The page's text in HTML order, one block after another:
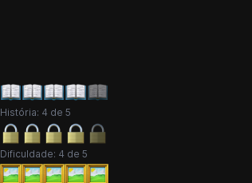
História: 4 de 5
Dificuldade: 4 de 5